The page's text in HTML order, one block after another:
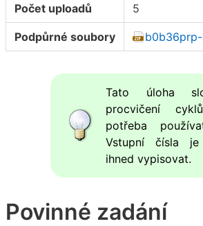
Počet uploadů 5
Podpůrné soubory
Tato úloha
procvičení
potřeba
Vstupní čísla je
ihned vypisovat.
Povinné zadání